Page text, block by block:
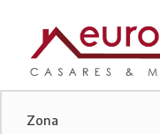
Zona